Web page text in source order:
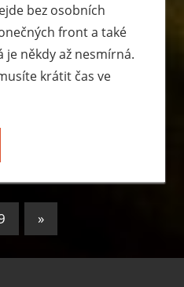
bez osobních
front a také
je někdy až nesmírná.
krátit čas ve
Next
Posts
»